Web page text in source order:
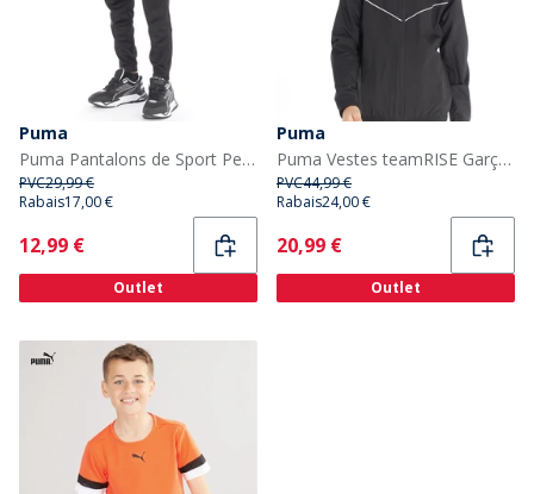
Puma
Puma Pantalons de Sport Performants teamRISE Garçon Noir
PVC29,99 €
Rabais17,00 €
Current
12,99 €
Outlet
Puma
Puma Vestes teamRISE Garçon Noir
PVC44,99 €
Rabais24,00 €
Current
20,99 €
Outlet